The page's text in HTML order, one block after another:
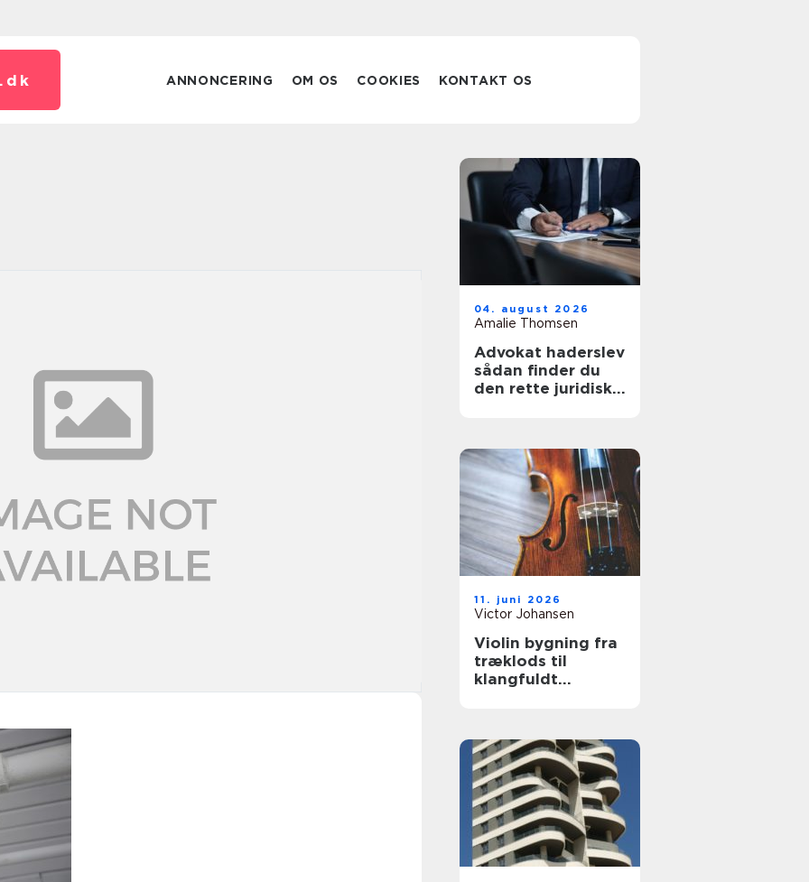
dk ANNONCERING OM OS COOKIES KONTAKT OS
04. august 2026
Amalie Thomsen
Advokat haderslev
sådan finder du
den rette juridiske
11. juni 2026
Victor Johansen
Violin bygning fra
træklods til
klangfuldt